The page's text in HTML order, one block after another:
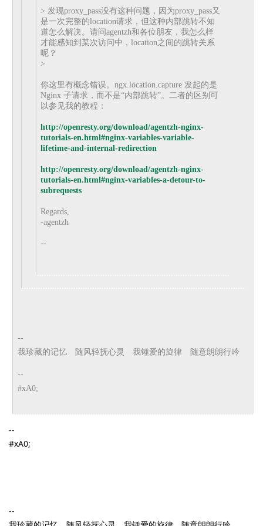
> 发现proxy_pass没有这种问题，因为proxy_pass又
是一次完整的location请求，但这种内部跳转不知
道怎么解决。请问agentzh和各位朋友，我怎么样
才能感知到某次访问中，location之间的跳转关系
呢？
>
你这里有概念错误。ngx.location.capture 发起的是
Nginx 子请求，而不是“内部跳转”。二者的区别可
以参见我的教程：
http://openresty.org/download/agentzh-nginx-
tutorials-en.html#nginx-variables-variable-
lifetime-and-internal-redirection
http://openresty.org/download/agentzh-nginx-
tutorials-en.html#nginx-variables-a-detour-to-
subrequests
Regards,
-agentzh
--
--
我珍藏的记忆 随风轻抚心灵 我锺爱的旋律 随意朗朗行吟
--
#xA0;
--
#xA0;
--